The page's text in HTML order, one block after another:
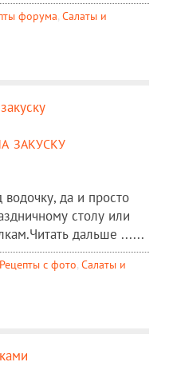
форума, Салаты и
закуску
водочку, да и просто
столу или
дальше ......
Рецепты c фото, Салаты и